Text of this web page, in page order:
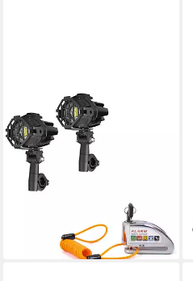
LUMITECS
Halter Set: LED
Zusatzscheinwerfer S22X +
Bremssscheibenschloss
Alarm 110dB
lieferbar - in 6-7 Werktagen bei dir